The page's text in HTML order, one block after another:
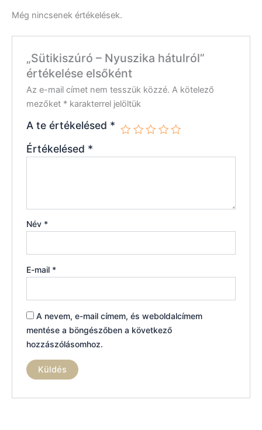
Még nincsenek értékelések.
„Sütikiszúró – Nyuszika hátulról”
értékelése elsőként
Az e-mail címet nem tesszük közzé. A kötelező
mezőket * karakterrel jelöltük
A te értékelésed *
Értékelésed *
Név *
E-mail *
A nevem, e-mail címem, és weboldalcímem
mentése a böngészőben a következő
hozzászólásomhoz.